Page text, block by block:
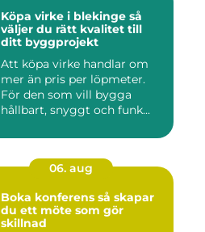
Köpa virke i blekinge så
väljer du rätt kvalitet till
ditt byggprojekt
Att köpa virke handlar om
mer än pris per löpmeter.
För den som vill bygga
hållbart, snyggt och funk...
06. aug
Boka konferens så skapar
du ett möte som gör
skillnad